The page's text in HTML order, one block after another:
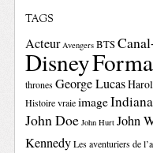
TAGS
Acteur Avengers BTS
Disney
thrones George Lucas
Histoire vraie image
John Doe John Hurt John
Kennedy Les aventuriers de